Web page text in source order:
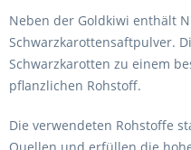
Neben der Goldkiwi enthält
Schwarzkarottensaftpulver.
Schwarzkarotten zu einem
pflanzlichen Rohstoff.
Die verwendeten Rohstoffe